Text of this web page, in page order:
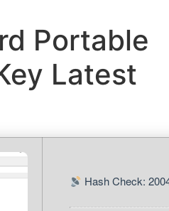
Portable
Latest
Hash Check: